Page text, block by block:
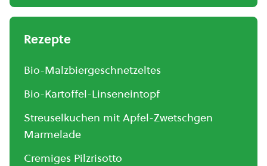
Rezepte
Bio-Malzbiergeschnetzeltes
Bio-Kartoffel-Linseneintopf
Streuselkuchen mit Apfel-Zwetschgen
Marmelade
Cremiges Pilzrisotto